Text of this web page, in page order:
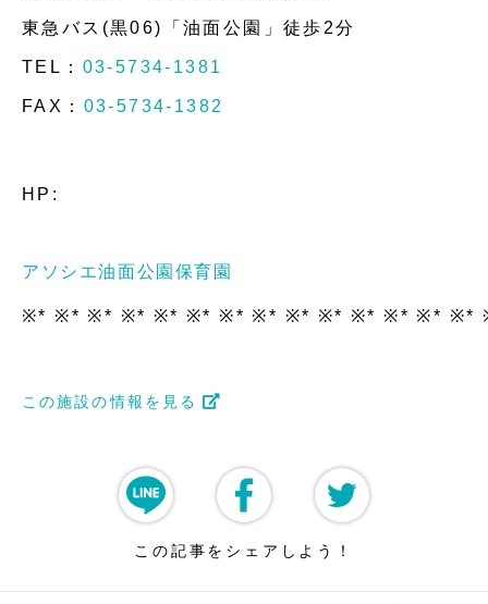
東急バス(黒06)「油面公園」徒歩2分
TEL： 03-5734-1381
FAX： 03-5734-1382
HP:
アソシエ油面公園保育園
※* ※* ※* ※* ※* ※* ※* ※* ※* ※* ※* ※* ※* ※*
この施設の情報を見る
この記事をシェアしよう！